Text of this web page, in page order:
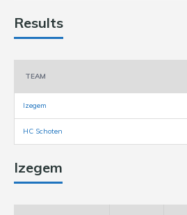
Results
TEAM
Izegem
HC Schoten
Izegem